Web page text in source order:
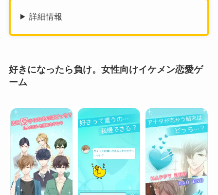
詳細情報
好きになったら負け。女性向けイケメン恋愛ゲ
ーム